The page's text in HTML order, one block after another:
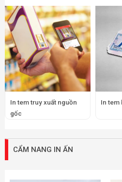
In tem truy xuất nguồn
gốc
In tem
CẨM NANG IN ẤN